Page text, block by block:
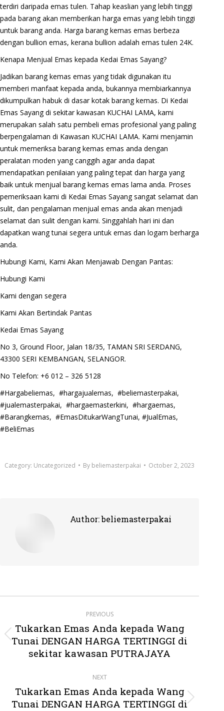
terdiri daripada emas tulen. Tahap keaslian yang lebih tinggi
pada barang akan memberikan harga emas yang lebih tinggi
untuk barang anda. Harga barang kemas emas berbeza
dengan bullion emas, kerana bullion adalah emas tulen 24K.
Kenapa Menjual Emas kepada Kedai Emas Sayang?
Jadikan barang kemas emas yang tidak digunakan itu
memberi manfaat kepada anda, bukannya membiarkannya
dikumpulkan habuk di dasar kotak barang kemas. Di Kedai
Emas Sayang di sekitar kawasan KUCHAI LAMA, kami
merupakan salah satu pembeli emas profesional yang paling
berpengalaman di Kawasan KUCHAI LAMA. Kami menjamin
untuk memeriksa barang kemas emas anda dengan
peralatan moden yang canggih agar anda dapat
mendapatkan penilaian yang paling tepat dan harga yang
baik untuk menjual barang kemas emas lama anda. Proses
pemeriksaan kami di Kedai Emas Sayang sangat selamat dan
sulit, dan pengalaman menjual emas anda akan menjadi
selamat dan sulit dengan kami. Singgahlah hari ini dan
dapatkan wang tunai segera untuk emas dan logam berharga
anda.
Hubungi Kami, Kami Akan Menjawab Dengan Pantas:
Hubungi Kami
Kami dengan segera
Kami Akan Bertindak Pantas
Kedai Emas Sayang
No 3, Ground Floor, Jalan 18/35, TAMAN SRI SERDANG,
43300 SERI KEMBANGAN, SELANGOR.
No Telefon: +6 012 – 326 5128
#Hargabeliemas, #hargajualemas, #beliemasterpakai,
#jualemasterpakai, #hargaemasterkini, #hargaemas,
#Barangkemas, #EmasDitukarWangTunai, #JualEmas,
#BeliEmas
Category: Uncategorized By beliemasterpakai October 2, 2023
Author:beliemasterpakai
navigation
PREVIOUS
Previous
post:
Tukarkan Emas Anda kepada Wang
Tunai DENGAN HARGA TERTINGGI di
sekitar kawasan PUTRAJAYA
NEXT
Next
Tukarkan Emas Anda kepada Wang
Tunai DENGAN HARGA TERTINGGI di